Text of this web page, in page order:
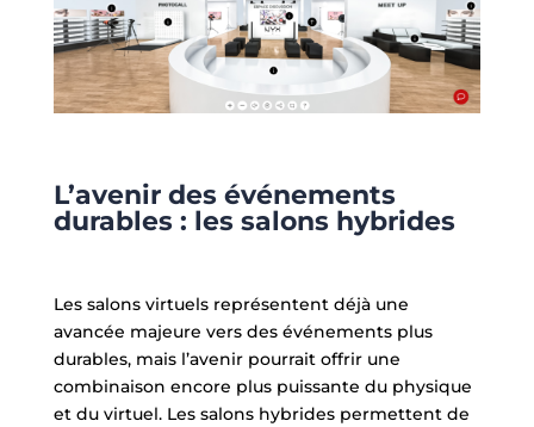
L’avenir des événements
durables : les salons hybrides
Les salons virtuels représentent déjà une
avancée majeure vers des événements plus
durables, mais l’avenir pourrait offrir une
combinaison encore plus puissante du physique
et du virtuel. Les salons hybrides permettent de